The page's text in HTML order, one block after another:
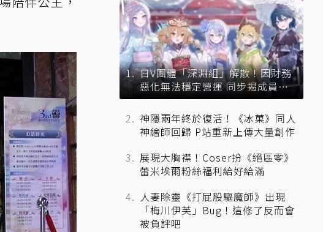
日V團體「深淵組」解散！因財務
惡化無法穩定營運 同步揭成員未
來去向
神隱兩年終於復活！《冰菓》同人
神繪師回歸 P站重新上傳大量創作
展現大胸襟！Coser扮《絕區零》
蕾米埃爾粉絲福利給好給滿
人妻除靈《打屁股驅魔師》出現
「梅川伊芙」Bug！這修了反而會
被負評吧